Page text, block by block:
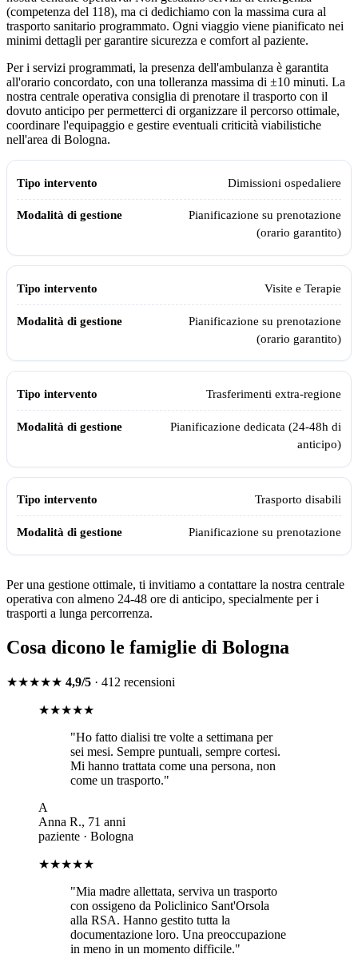
(competenza del 118), ma ci dedichiamo con la massima cura al
trasporto sanitario programmato. Ogni viaggio viene pianificato nei
minimi dettagli per garantire sicurezza e comfort al paziente.
Per i servizi programmati, la presenza dell'ambulanza è garantita
all'orario concordato, con una tolleranza massima di ±10 minuti. La
nostra centrale operativa consiglia di prenotare il trasporto con il
dovuto anticipo per permetterci di organizzare il percorso ottimale,
coordinare l'equipaggio e gestire eventuali criticità viabilistiche
nell'area di Bologna.
Modalità di gestione e pianificazione dell'ambulanza privata
Tipo intervento
Dimissioni ospedaliere
Pianificazione su prenotazione
(orario garantito)
Visite e Terapie
Pianificazione su prenotazione
(orario garantito)
Trasferimenti extra-regione
Pianificazione dedicata (24-48h di
anticipo)
Trasporto disabili
Pianificazione su prenotazione
Per una gestione ottimale, ti invitiamo a contattare la nostra centrale
operativa con almeno 24-48 ore di anticipo, specialmente per i
trasporti a lunga percorrenza.
Cosa dicono le famiglie di Bologna
★★★★★ 4,9/5 · 412 recensioni
★★★★★
"Ho fatto dialisi tre volte a settimana per
sei mesi. Sempre puntuali, sempre cortesi.
Mi hanno trattata come una persona, non
come un trasporto."
A
Anna R., 71 anni
paziente · Bologna
★★★★★
"Mia madre allettata, serviva un trasporto
con ossigeno da Policlinico Sant'Orsola
alla RSA. Hanno gestito tutta la
documentazione loro. Una preoccupazione
in meno in un momento difficile."